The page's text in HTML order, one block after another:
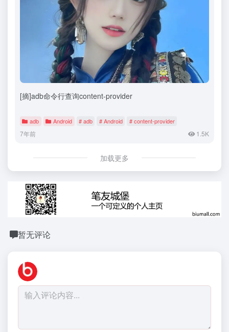
[摘]adb命令行查询content-provider
adb Android # adb # Android # content-provider
7年前 1.5K
加载更多
暂无评论